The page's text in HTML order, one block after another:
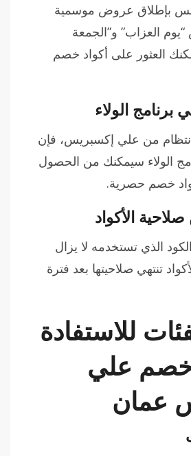
بإطلاق عروض موسمية
العزاب” و”الجمعة
العثور على أكواد خصم
برنامج الولاء
من علي إكسبريس، فإن
الولاء سيمكنك من الحصول
خصم حصرية.
الأكواد
الذي تستخدمه لا يزال
تنتهي صلاحيتها بعد فترة
للاستفادة
علي
عمان